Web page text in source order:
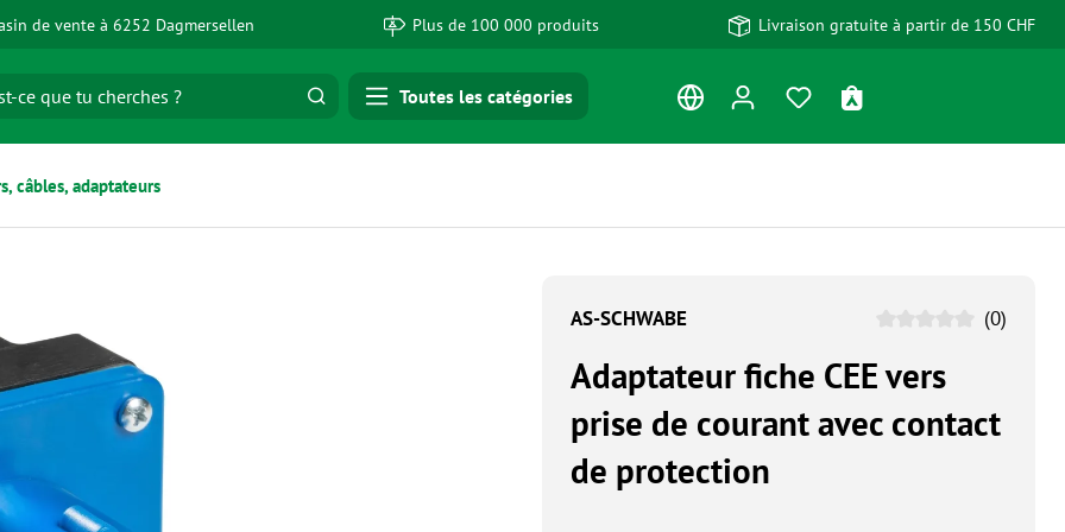
de vente à 6252 Dagmersellen Plus de 100 000 produits Livraison gratuite à partir de 150 CHF
Vous avez 0 articles dans
Toutes les catégories
câbles, adaptateurs
AS-SCHWABE (0)
Adaptateur fiche CEE vers
prise de courant avec contact
de protection